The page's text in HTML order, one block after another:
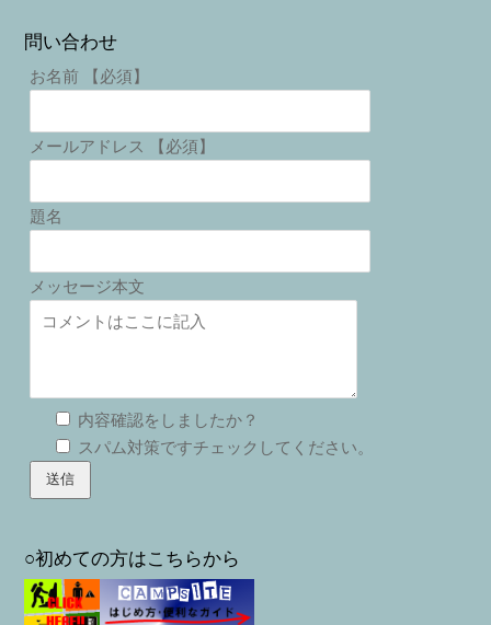
問い合わせ
お名前 【必須】
メールアドレス 【必須】
題名
メッセージ本文
内容確認をしましたか？
スパム対策ですチェックしてください。
○初めての方はこちらから